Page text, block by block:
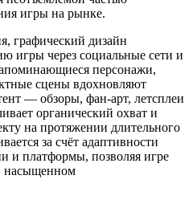
игры на рынке.
графический дизайн
игры через социальные сети и
персонажи,
сцены вдохновляют
— обзоры, фан-арт, летсплеи
органический охват и
на протяжении длительного
за счёт адаптивности
и платформы, позволяя игре
насыщенном